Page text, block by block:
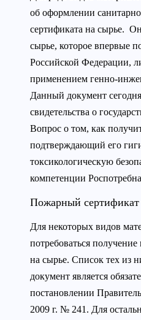
об оформлении
сертификата на сырье.
сырье, которое впервые
Российской Федерации,
применением генно-
Данный документ
свидетельства о
Вопрос о том, как
подтверждающий его
токсикологическую
компетенции
Пожарный сертификат
Для некоторых видов
потребоваться
на сырье. Список тех из
документ является
постановлении
2009 г. № 241. Для